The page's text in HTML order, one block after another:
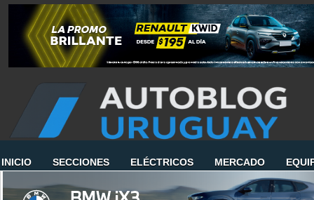
INICIO SECCIONES ELÉCTRICOS MERCADO